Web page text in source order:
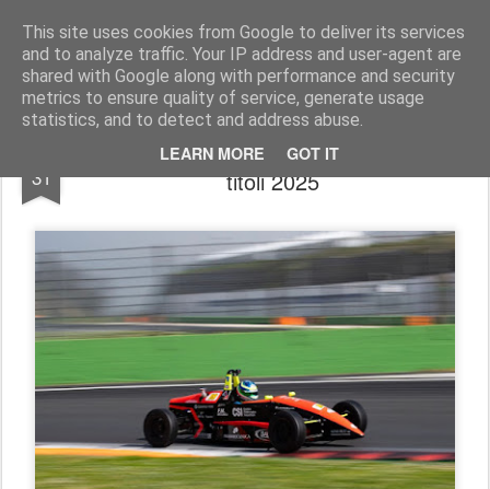
This site uses cookies from Google to deliver its services
and to analyze traffic. Your IP address and user-agent are
shared with Google along with performance and security
metrics to ensure quality of service, generate usage
statistics, and to detect and address abuse.
LEARN MORE GOT IT
AutoMotoCorse. Motorsport Random News 280912
31
La Formula Junior assegna in anticipo i
titoli 2025